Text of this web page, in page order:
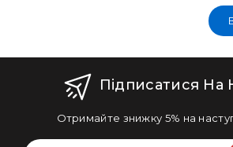
Підписатися На
Отримайте знижку 5% на